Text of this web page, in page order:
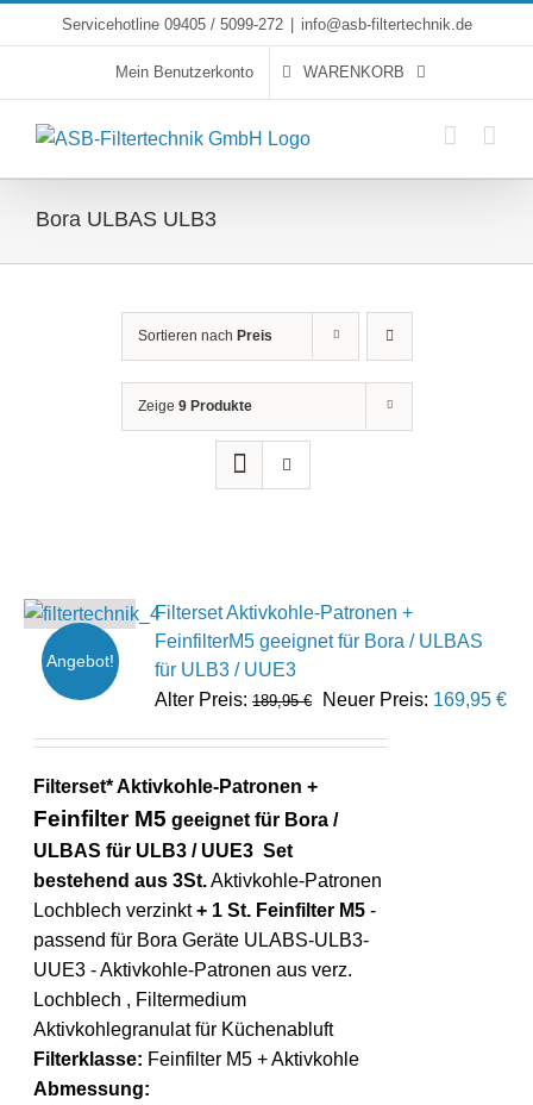
to
Servicehotline 09405 / 5099-272 info@asb-filtertechnik.de
Mein Benutzerkonto WARENKORB
Bora ULBAS ULB3
Sortieren nach Preis
Zeige 9 Produkte
Angebot!
Filterset Aktivkohle-Patronen +
FeinfilterM5 geeignet für Bora / ULBAS
für ULB3 / UUE3
Alter Preis: 189,95€
Ursprünglicher
Neuer Preis: 169,95€
Filterset* Aktivkohle-Patronen +
Feinfilter M5 geeignet für Bora /
ULBAS für ULB3 / UUE3 Set
bestehend aus 3St.Aktivkohle-Patronen
Lochblech verzinkt+ 1 St. Feinfilter M5 -
passend für Bora Geräte ULABS-ULB3-
UUE3 - Aktivkohle-Patronen aus verz.
Lochblech , Filtermedium
Aktivkohlegranulat für Küchenabluft
Filterklasse: Feinfilter M5 + Aktivkohle
Abmessung: